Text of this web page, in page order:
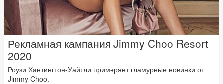
Рекламная кампания Jimmy Choo Resort
2020
Роузи Хантингтон-Уайтли примеряет гламурные новинки от
Jimmy Choo.